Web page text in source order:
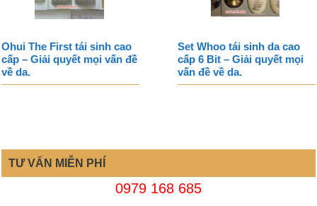
Ohui The First tái sinh cao
cấp – Giải quyết mọi vấn đề
về da.
Set Whoo tái sinh da cao
cấp 6 Bit – Giải quyết mọi
vấn đề về da.
TƯ VẤN MIỄN PHÍ
0979 168 685